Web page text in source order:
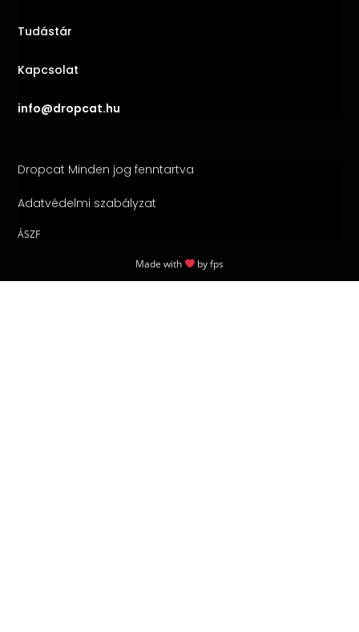
Tudástár
Kapcsolat
info@dropcat.hu
Dropcat Minden jog fenntartva
Adatvédelmi szabályzat
ÁSZF
Made with byfps